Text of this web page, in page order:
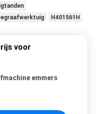
H401561H
voor
emmers